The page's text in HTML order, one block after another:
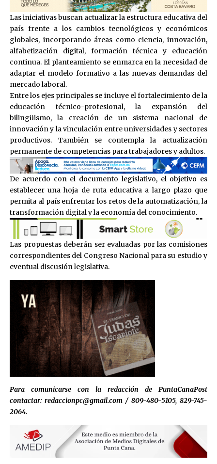
Las iniciativas buscan actualizar la estructura educativa del
país frente a los cambios tecnológicos y económicos
globales, incorporando áreas como ciencia, innovación,
alfabetización digital, formación técnica y educación
continua. El planteamiento se enmarca en la necesidad de
adaptar el modelo formativo a las nuevas demandas del
mercado laboral.
Entre los ejes principales se incluye el fortalecimiento de la
educación técnico-profesional, la expansión del
bilingüismo, la creación de un sistema nacional de
innovación y la vinculación entre universidades y sectores
productivos. También se contempla la actualización
permanente de competencias para trabajadores y adultos.
De acuerdo con el documento legislativo, el objetivo es
establecer una hoja de ruta educativa a largo plazo que
permita al país enfrentar los retos de la automatización, la
transformación digital y la economía del conocimiento.
Las propuestas deberán ser evaluadas por las comisiones
correspondientes del Congreso Nacional para su estudio y
eventual discusión legislativa.
Para comunicarse con la redacción de PuntaCanaPost
contactar: redaccionpc@gmail.com / 809-480-5105, 829-745-
2064.